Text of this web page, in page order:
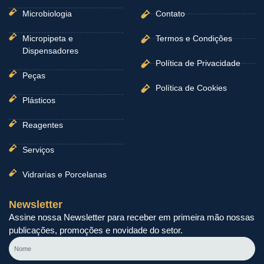
Microbiologia
Micropipeta e
Dispensadores
Peças
Plásticos
Reagentes
Serviços
Vidrarias e Porcelanas
Contato
Termos e Condições
Política de Privacidade
Política de Cookies
Newsletter
Assine nossa Newsletter para receber em primeira mão nossas
publicações, promoções e novidade do setor.
Nome